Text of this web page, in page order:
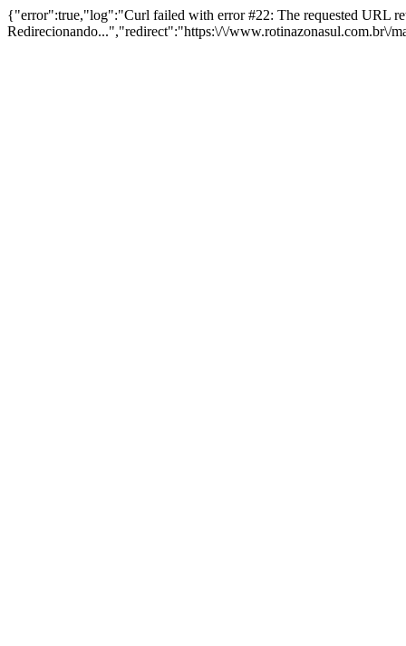
{"error":true,"log":"Curl failed with error #22: The requested URL
Redirecionando...","redirect":"https:\/\/www.rotinazonasul.com.br\/